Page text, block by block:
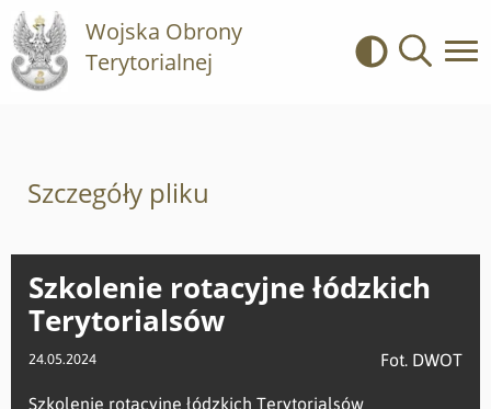
Wojska Obrony
Terytorialnej
Kontrast
Szczegóły pliku
Szkolenie rotacyjne łódzkich
Terytorialsów
24.05.2024 Fot. DWOT
Szkolenie rotacyjne łódzkich Terytorialsów